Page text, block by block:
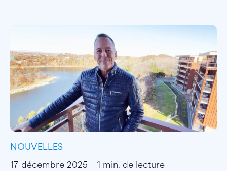
NOUVELLES
17 décembre 2025 - 1 min. de lecture